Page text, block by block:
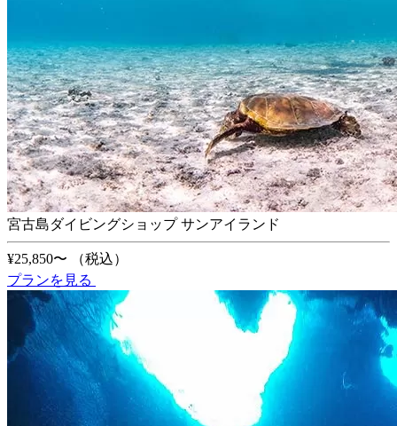
宮古島ダイビングショップ サンアイランド
¥25,850〜
（税込）
プランを見る